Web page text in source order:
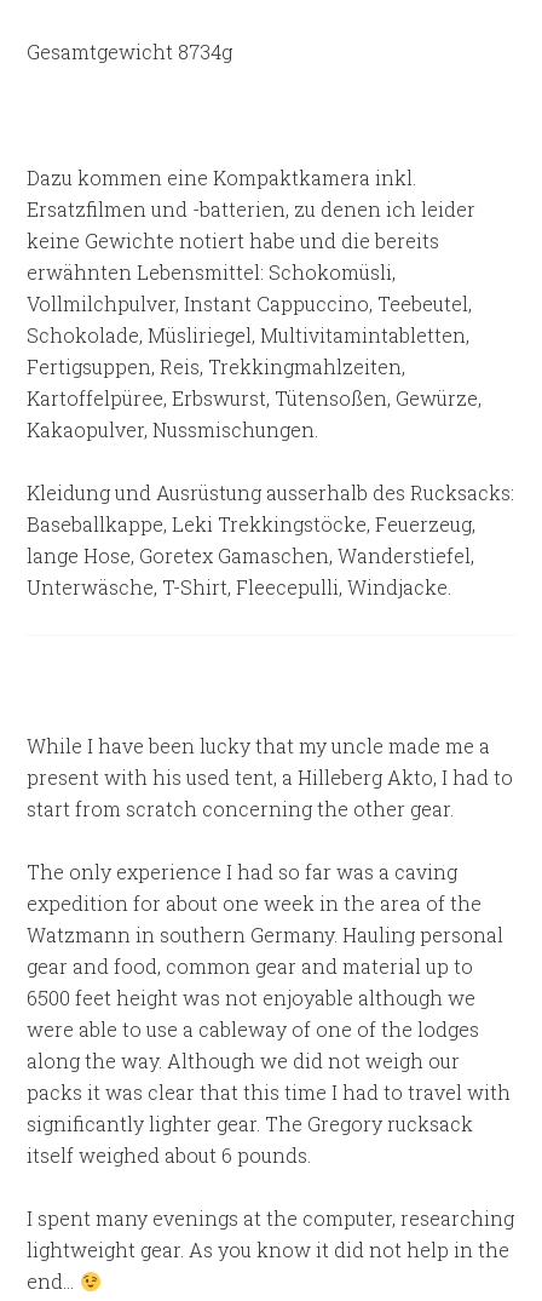
Gesamtgewicht 8734g
Dazu kommen eine Kompaktkamera inkl.
Ersatzfilmen und -batterien, zu denen ich leider
keine Gewichte notiert habe und die bereits
erwähnten Lebensmittel: Schokomüsli,
Vollmilchpulver, Instant Cappuccino, Teebeutel,
Schokolade, Müsliriegel, Multivitamintabletten,
Fertigsuppen, Reis, Trekkingmahlzeiten,
Kartoffelpüree, Erbswurst, Tütensoßen, Gewürze,
Kakaopulver, Nussmischungen.
Kleidung und Ausrüstung ausserhalb des Rucksacks:
Baseballkappe, Leki Trekkingstöcke, Feuerzeug,
lange Hose, Goretex Gamaschen, Wanderstiefel,
Unterwäsche, T-Shirt, Fleecepulli, Windjacke.
While I have been lucky that my uncle made me a
present with his used tent, a Hilleberg Akto, I had to
start from scratch concerning the other gear.
The only experience I had so far was a caving
expedition for about one week in the area of the
Watzmann in southern Germany. Hauling personal
gear and food, common gear and material up to
6500 feet height was not enjoyable although we
were able to use a cableway of one of the lodges
along the way. Although we did not weigh our
packs it was clear that this time I had to travel with
significantly lighter gear. The Gregory rucksack
itself weighed about 6 pounds.
I spent many evenings at the computer, researching
lightweight gear. As you know it did not help in the
end…